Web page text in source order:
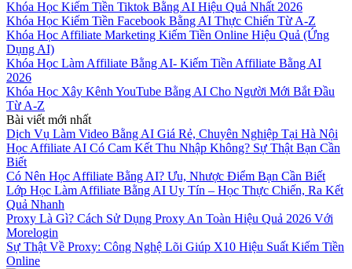
Khóa Học Kiếm Tiền Tiktok Bằng AI Hiệu Quả Nhất 2026
Khóa Học Kiếm Tiền Facebook Bằng AI Thực Chiến Từ A-Z
Khóa Học Affiliate Marketing Kiếm Tiền Online Hiệu Quả (Ứng
Dụng AI)
Khóa Học Làm Affiliate Bằng AI- Kiếm Tiền Affiliate Bằng AI
2026
Khóa Học Xây Kênh YouTube Bằng AI Cho Người Mới Bắt Đầu
Từ A-Z
Bài viết mới nhất
Dịch Vụ Làm Video Bằng AI Giá Rẻ, Chuyên Nghiệp Tại Hà Nội
Học Affiliate AI Có Cam Kết Thu Nhập Không? Sự Thật Bạn Cần
Biết
Có Nên Học Affiliate Bằng AI? Ưu, Nhược Điểm Bạn Cần Biết
Lớp Học Làm Affiliate Bằng AI Uy Tín – Học Thực Chiến, Ra Kết
Quả Nhanh
Proxy Là Gì? Cách Sử Dụng Proxy An Toàn Hiệu Quả 2026 Với
Morelogin
Sự Thật Về Proxy: Công Nghệ Lõi Giúp X10 Hiệu Suất Kiếm Tiền
Online